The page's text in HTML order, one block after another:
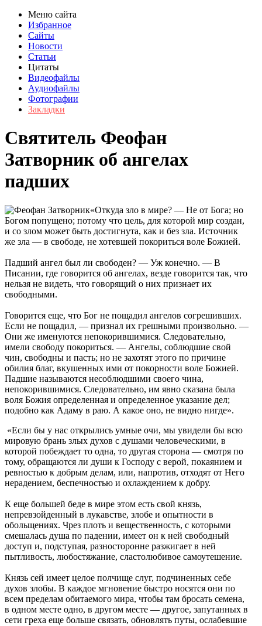
Меню сайта
Избранное
Сайты
Новости
Статьи
Цитаты
Видеофайлы
Аудиофайлы
Фотографии
Закладки
Святитель Феофан
Затворник об ангелах
падших
«Откуда зло в мире? — Не от Бога; но
Богом попущено; потому что цель, для которой мир создан,
и со злом может быть достигнута, как и без зла. Источник
же зла — в свободе, не хотевшей покориться воле Божией.
Падший ангел был ли свободен? — Уж конечно. — В
Писании, где говорится об ангелах, везде говорится так, что
нельзя не видеть, что говорящий о них признает их
свободными.
Говорится еще, что Бог не пощадил ангелов согрешивших.
Если не пощадил, — признал их грешными произвольно. —
Они же именуются непокорившимися. Следовательно,
имели свободу покориться. — Ангелы, соблюдшие свой
чин, свободны и пасть; но не захотят этого по причине
обилия благ, вкушенных ими от покорности воле Божией.
Падшие называются несоблюдшими своего чина,
непокорившимися. Следовательно, им явно сказана была
воля Божия определенная и определенное указание дел;
подобно как Адаму в раю. А какое оно, не видно нигде».
«Если бы у нас открылись умные очи, мы увидели бы всю
мировую брань злых духов с душами человеческими, в
которой побеждает то одна, то другая сторона — смотря по
тому, обращаются ли души к Господу с верой, покаянием и
ревностью к добрым делам, или, напротив, отходят от Него
нерадением, беспечностью и охлаждением к добру.
К еще большей беде в мире этом есть свой князь,
непревзойденный в лукавстве, злобе и опытности в
обольщениях. Чрез плоть и вещественность, с которыми
смешалась душа по падении, имеет он к ней свободный
доступ и, подступая, разносторонне разжигает в ней
пытливость, любостяжание, сластолюбивое самоутешение.
Князь сей имеет целое полчище слуг, подчиненных себе
духов злобы. В каждое мгновение быстро носятся они по
всем пределам обитаемого мира, чтобы там бросать семена,
в одном месте одно, в другом месте — другое, запутанных в
сети греха еще больше связать, обновлять путы, ослабевшие